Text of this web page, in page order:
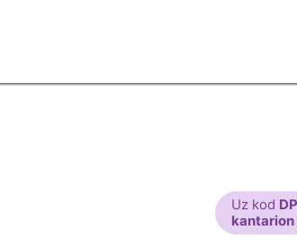
Uz kod
kantarion